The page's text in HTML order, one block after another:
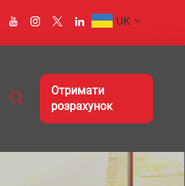
UK
Отримати
розрахунок